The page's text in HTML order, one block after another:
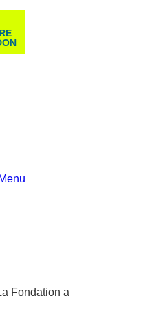
Fondation a